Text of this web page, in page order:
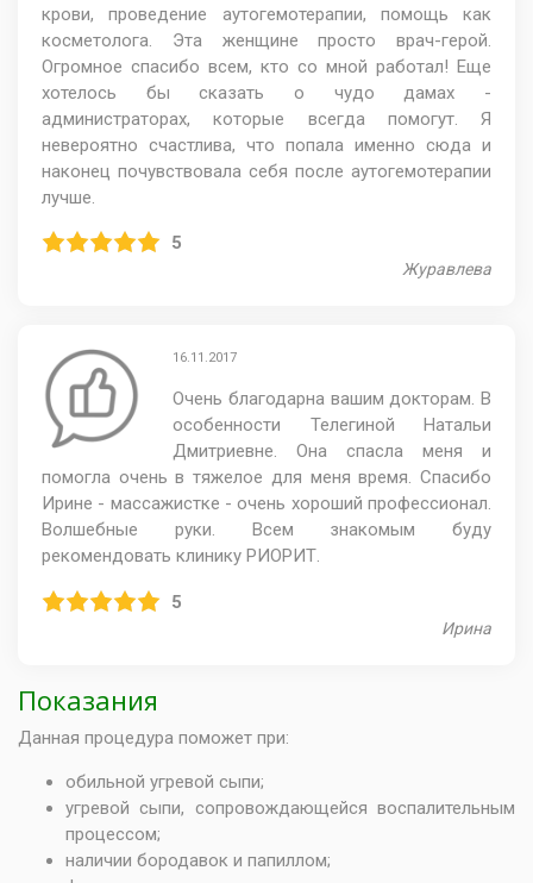
крови, проведение аутогемотерапии, помощь как
косметолога. Эта женщине просто врач-герой.
Огромное спасибо всем, кто со мной работал! Еще
хотелось бы сказать о чудо дамах -
администраторах, которые всегда помогут. Я
невероятно счастлива, что попала именно сюда и
наконец почувствовала себя после аутогемотерапии
лучше.
5
Журавлева
16.11.2017
Очень благодарна вашим докторам. В
особенности Телегиной Натальи
Дмитриевне. Она спасла меня и
помогла очень в тяжелое для меня время. Спасибо
Ирине - массажистке - очень хороший профессионал.
Волшебные руки. Всем знакомым буду
рекомендовать клинику РИОРИТ.
5
Ирина
Показания
Данная процедура поможет при:
обильной угревой сыпи;
угревой сыпи, сопровождающейся воспалительным
процессом;
наличии бородавок и папиллом;